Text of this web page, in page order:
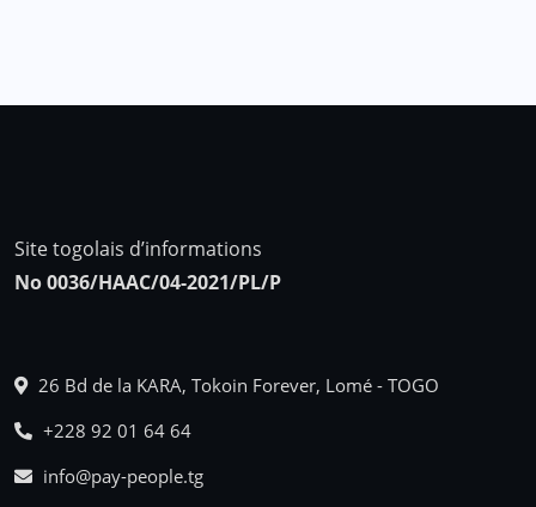
Site togolais d’informations
No 0036/HAAC/04-2021/PL/P
26 Bd de la KARA, Tokoin Forever, Lomé - TOGO
+228 92 01 64 64
info@pay-people.tg